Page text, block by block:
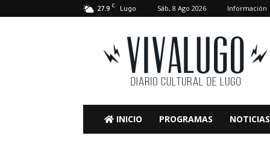
27.9 C Lugo Sáb, 8 Ago 2026 Información
VivaLugo
INICIO PROGRAMAS NOTICIAS